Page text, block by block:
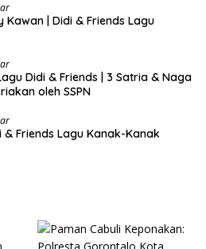
Kawan | Didi & Friends Lagu
Didi & Friends | 3 Satria & Naga
oleh SSPN
& Friends Lagu Kanak-Kanak